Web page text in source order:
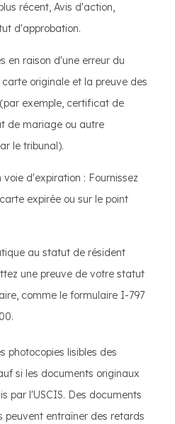
récent, Avis d'action,
d'approbation.
en raison d'une erreur du
originale et la preuve des
exemple, certificat de
de mariage ou autre
le tribunal).
voie d'expiration : Fournissez
expirée ou sur le point
au statut de résident
une preuve de votre statut
comme le formulaire I-797
photocopies lisibles des
si les documents originaux
par l'USCIS. Des documents
peuvent entraîner des retards